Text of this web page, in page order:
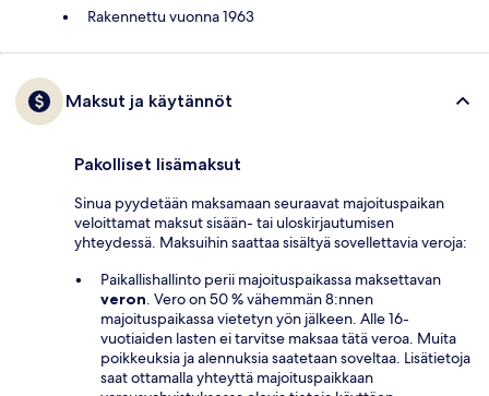
Rakennettu vuonna 1963
Maksut ja käytännöt
Pakolliset lisämaksut
Sinua pyydetään maksamaan seuraavat majoituspaikan
veloittamat maksut sisään- tai uloskirjautumisen
yhteydessä. Maksuihin saattaa sisältyä sovellettavia veroja:
Paikallishallinto perii majoituspaikassa maksettavan
veron. Vero on 50 % vähemmän 8:nnen
majoituspaikassa vietetyn yön jälkeen. Alle 16-
vuotiaiden lasten ei tarvitse maksaa tätä veroa. Muita
poikkeuksia ja alennuksia saatetaan soveltaa. Lisätietoja
saat ottamalla yhteyttä majoituspaikkaan